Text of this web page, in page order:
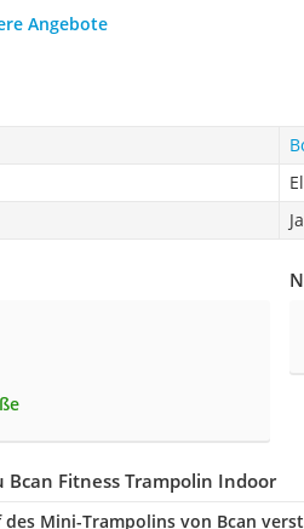
Angebote
Ja
Fitness Trampolin Indoor
Mini-Trampolins von Bcan